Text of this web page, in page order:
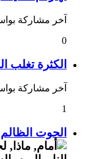
آخر مشاركة
0
الكثرة تغلب
آخر مشاركة
1
الحوت الظالم